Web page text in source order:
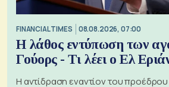
FINANCIAL TIMES 08.08.2026, 07:00
Η λάθος εντύπωση των
Γούορς - Τι λέει ο Ελ
Η αντίδραση εναντίον του προέδρου